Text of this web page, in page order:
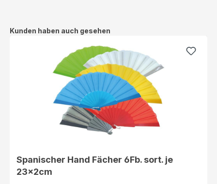
Produktgalerie überspringen
Kunden haben auch gesehen
Spanischer Hand Fächer 6Fb. sort. je
23x2cm